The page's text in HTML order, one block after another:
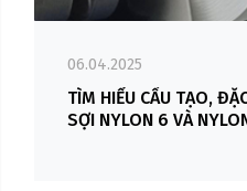
06.04.2025
TÌM HIỂU CẤU TẠO,
SỢI NYLON 6 VÀ